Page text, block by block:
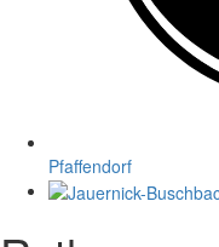
Pfaffendorf